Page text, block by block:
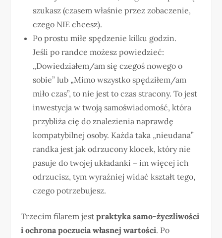
szukasz (czasem właśnie przez zobaczenie,
czego NIE chcesz).
Po prostu miłe spędzenie kilku godzin.
Jeśli po randce możesz powiedzieć:
„Dowiedziałem/am się czegoś nowego o
sobie” lub „Mimo wszystko spędziłem/am
miło czas”, to nie jest to czas stracony. To jest
inwestycja w twoją samoświadomość, która
przybliża cię do znalezienia naprawdę
kompatybilnej osoby. Każda taka „nieudana”
randka jest jak odrzucony klocek, który nie
pasuje do twojej układanki – im więcej ich
odrzucisz, tym wyraźniej widać kształt tego,
czego potrzebujesz.
Trzecim filarem jestpraktyka samo-życzliwości
i ochrona poczucia własnej wartości. Po